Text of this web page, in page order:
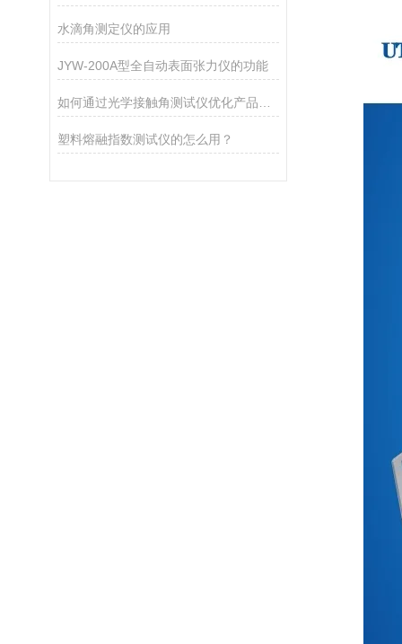
水滴角测定仪的应用
JYW-200A型全自动表面张力仪的功能
塑料熔融指数测试仪的怎么用？